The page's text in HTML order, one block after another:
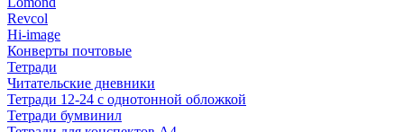
Revcol
Hi-image
Конверты почтовые
Тетради
Читательские дневники
Тетради 12-24 с однотонной обложкой
Тетради бумвинил